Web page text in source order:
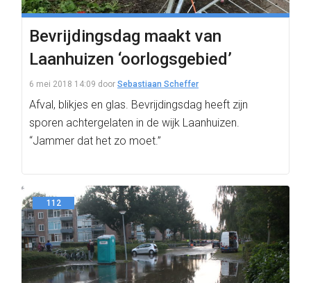
Bevrijdingsdag maakt van
Laanhuizen ‘oorlogsgebied’
6 mei 2018 14:09 door Sebastiaan Scheffer
Afval, blikjes en glas. Bevrijdingsdag heeft zijn
sporen achtergelaten in de wijk Laanhuizen.
“Jammer dat het zo moet.”
112